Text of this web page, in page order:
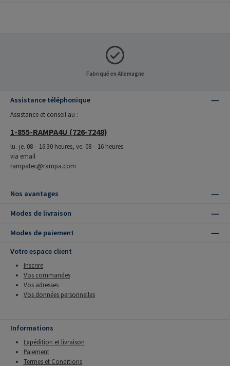
Fabriqué en Allemagne
Assistance téléphonique
Assistance et conseil au :
1-855-RAMPA4U (726-7248)
lu.-je. 08 – 16:30 heures, ve. 08 – 16 heures
via email
rampatec@rampa.com
Nos avantages
Modes de livraison
Modes de paiement
Votre espace client
Inscrire
Vos commandes
Vos adresses
Vos données personnelles
Informations
Expédition et livraison
Paiement
Termes et Conditions